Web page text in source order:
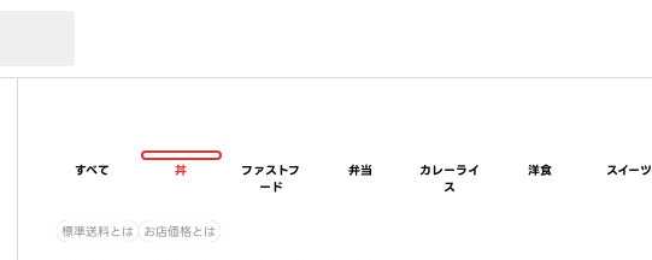
すべて 丼
ファストフ
ード
弁当
カレーライ
ス
洋食 スイーツ
標準送料とは お店価格とは